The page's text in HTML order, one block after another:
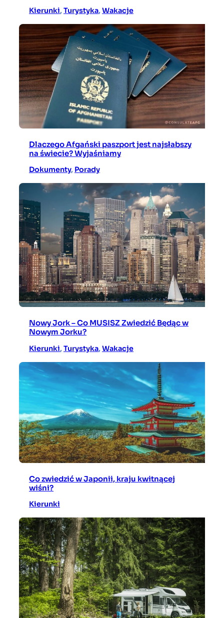
Kierunki, Turystyka, Wakacje
Dlaczego Afgański paszport jest najsłabszy
na świecie? Wyjaśniamy
Dokumenty, Porady
Nowy Jork – Co MUSISZ Zwiedzić Będąc w
Nowym Jorku?
Kierunki, Turystyka, Wakacje
Co zwiedzić w Japonii, kraju kwitnącej
wiśni?
Kierunki